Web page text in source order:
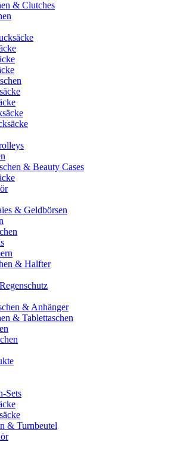
& Clutches
& Beauty Cases
& Geldbörsen
& Halfter
& Anhänger
& Tablettaschen
Sets
& Turnbeutel